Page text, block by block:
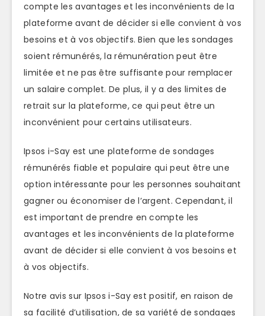
compte les avantages et les inconvénients de la
plateforme avant de décider si elle convient à vos
besoins et à vos objectifs. Bien que les sondages
soient rémunérés, la rémunération peut être
limitée et ne pas être suffisante pour remplacer
un salaire complet. De plus, il y a des limites de
retrait sur la plateforme, ce qui peut être un
inconvénient pour certains utilisateurs.
Ipsos i-Say est une plateforme de sondages
rémunérés fiable et populaire qui peut être une
option intéressante pour les personnes souhaitant
gagner ou économiser de l’argent. Cependant, il
est important de prendre en compte les
avantages et les inconvénients de la plateforme
avant de décider si elle convient à vos besoins et
à vos objectifs.
Notre avis sur Ipsos i-Say est positif, en raison de
sa facilité d’utilisation, de sa variété de sondages